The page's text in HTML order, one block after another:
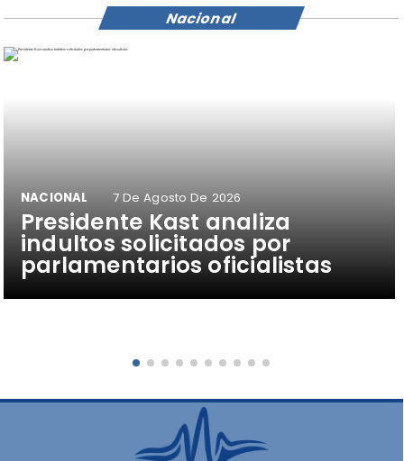
Presidente Kast analiza
indultos solicitados por
parlamentarios oficialistas
NACIONAL 7 De Agosto De 2026
Nacional